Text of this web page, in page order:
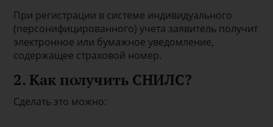
При регистрации в системе индивидуального
(персонифицированного) учета заявитель получит
электронное или бумажное уведомление,
содержащее страховой номер.
2. Как получить СНИЛС?
Сделать это можно: